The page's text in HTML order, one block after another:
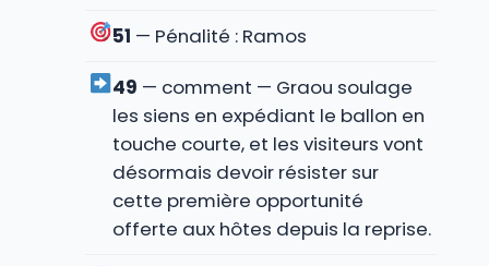
51 — Pénalité : Ramos
49 — comment — Graou soulage
les siens en expédiant le ballon en
touche courte, et les visiteurs vont
désormais devoir résister sur
cette première opportunité
offerte aux hôtes depuis la reprise.